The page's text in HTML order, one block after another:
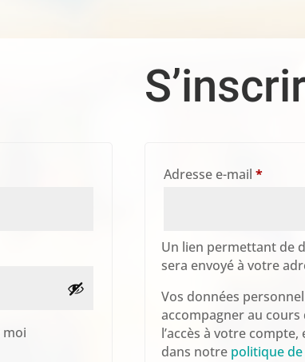
moi
Adresse e-mail*
Un lien permettant de
sera envoyé à votre
Vos données
accompagner au
l’accès à votre
dans notre politique